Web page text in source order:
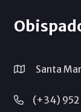
Santa
(+34)